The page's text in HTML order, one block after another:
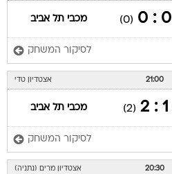
0 : 0
(0) מכבי תל אביב
לסיקור המשחק
21:00 אצטדיון טדי
1 : 2
(2) מכבי תל אביב
לסיקור המשחק
20:30 אצטדיון מרים (נתניה)